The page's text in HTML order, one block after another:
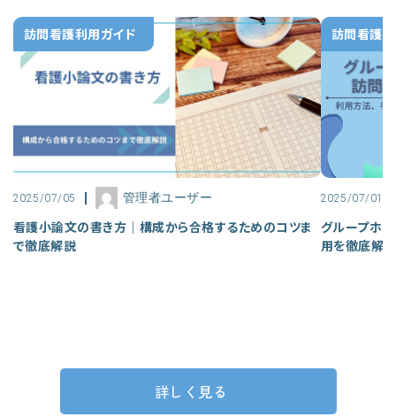
訪問看護利用ガイド
2025/07/05 管理者ユーザー
看護小論文の書き方｜構成から合格するためのコツま
で徹底解説
訪問看護
2025/07/01
グループホー
用を徹底解説
詳しく見る